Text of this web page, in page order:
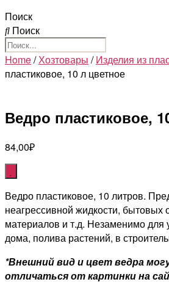
Поиск
Поиск
Home/Хозтовары /Изделия из
пластиковое, 10 л цветное
Ведро пластиковое,
84,00₽
Ведро пластиковое, 10 литров.
неагрессивной жидкости, бытовых
материалов и т.д. Незаменимо для
дома, полива растений, в
*Внешний вид и цвет ведра
отличаться от картинки на